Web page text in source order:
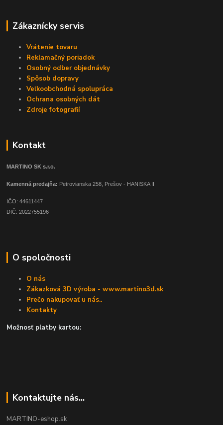
Zákaznícky servis
Vrátenie tovaru
Reklamačný poriadok
Osobný odber objednávky
Spôsob dopravy
Veľkoobchodná spolupráca
Ochrana osobných dát
Zdroje fotografií
Kontakt
MARTINO SK s.r.o.
Kamenná predajňa: Petrovianska 258, Prešov - HANISKA II
IČO: 44611447
DIČ: 2022755196
O spoločnosti
O nás
Zákazková 3D výroba - www.martino3d.sk
Prečo nakupovať u nás..
Kontakty
Možnosť platby kartou:
Kontaktujte nás...
MARTINO-eshop.sk